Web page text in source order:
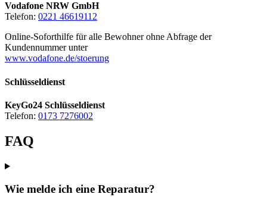
Vodafone NRW GmbH
Telefon: 0221 46619112
Online-Soforthilfe für alle Bewohner ohne Abfrage der
Kundennummer unter
www.vodafone.de/stoerung
Schlüsseldienst
KeyGo24 Schlüsseldienst
Telefon: 0173 7276002
FAQ
Wie melde ich eine Reparatur?